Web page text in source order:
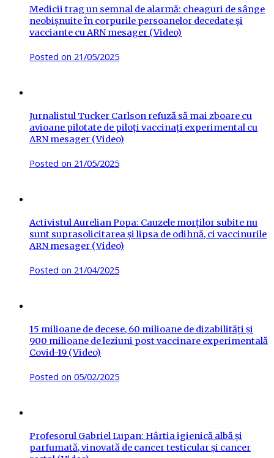
Medicii trag un semnal de alarmă: cheaguri de sânge
neobișnuite în corpurile persoanelor decedate și
vacciante cu ARN mesager (Video)
Posted on 21/05/2025
Jurnalistul Tucker Carlson refuză să mai zboare cu
avioane pilotate de piloți vaccinați experimental cu
ARN mesager (Video)
Posted on 21/05/2025
Activistul Aurelian Popa: Cauzele morților subite nu
sunt suprasolicitarea și lipsa de odihnă, ci vaccinurile
ARN mesager (Video)
Posted on 21/04/2025
15 milioane de decese, 60 milioane de dizabilități și
900 milioane de leziuni post vaccinare experimentală
Covid-19 (Video)
Posted on 05/02/2025
Profesorul Gabriel Lupan: Hârtia igienică albă și
parfumată, vinovată de cancer testicular și cancer